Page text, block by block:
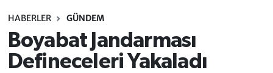
HABERLER GÜNDEM
Boyabat Jandarması
Defineceleri Yakaladı
Sinop Trafik Yoğunluk Haritası
Süper Lig Puan Durumu ve Fikstür